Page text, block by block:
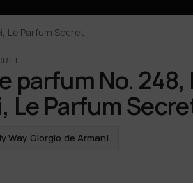
Le Parfum Secret
parfum No. 248,
Le Parfum
Way Giorgio de Armani